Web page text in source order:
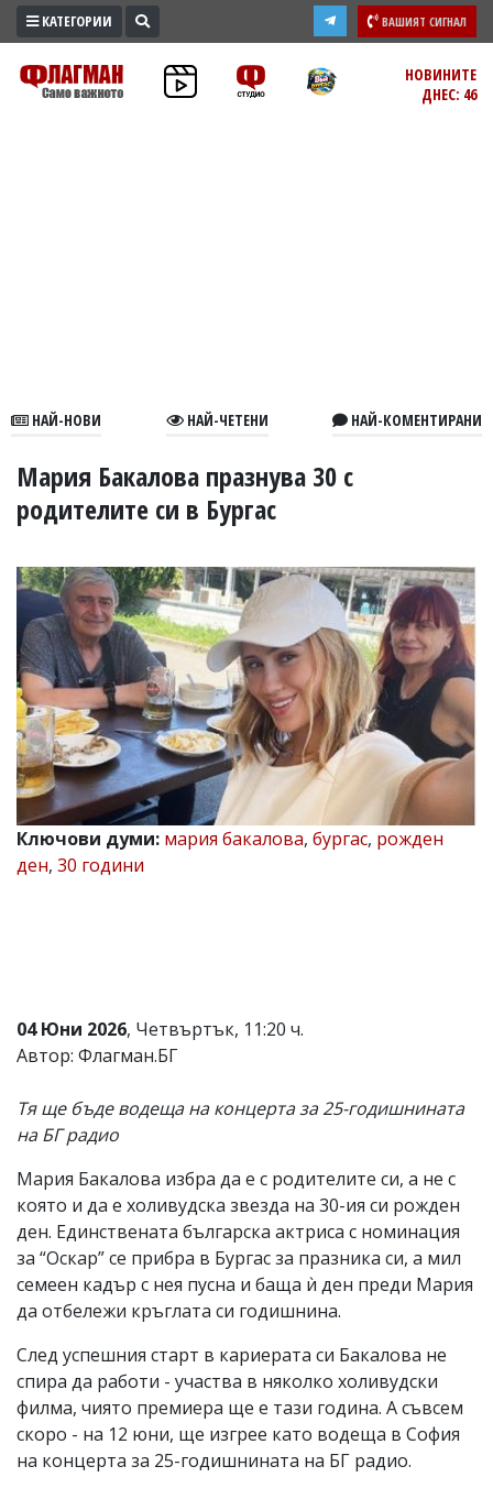
ПРОМО
ЗОНА
В
УКРАЙНА
СПОРТ
РАЗСЛЕДВАНЕ
БИЗНЕС
ЮГ
Управители:
Веселин
Василев,
email:
v.vasilev@flagman.bg
Катя
Касабова,
еmail:k.kassabova@flagman.bg
Главен
под
статиите
от
читателите
редакцията
не
носи
отговорност
за
тях!
Ако
откриете
обиден
за
вас
коментар,
моля
сигнализирайте
ни!
КАТЕГОРИИ ВАШИЯТ СИГНАЛ
НОВИНИТЕ
ДНЕС: 46
НАЙ-НОВИ НАЙ-ЧЕТЕНИ НАЙ-КОМЕНТИРАНИ
Мария Бакалова празнува 30 с
родителите си в Бургас
Ключови думи: мария бакалова, бургас, рожден
ден, 30 години
04 Юни 2026, Четвъртък, 11:20 ч.
Автор: Флагман.БГ
Тя ще бъде водеща на концерта за 25-годишнината
на БГ радио
Мария Бакалова избра да е с родителите си, а не с
която и да е холивудска звезда на 30-ия си рожден
ден. Единствената българска актриса с номинация
за “Оскар” се прибра в Бургас за празника си, а мил
семеен кадър с нея пусна и баща ѝ ден преди Мария
да отбележи кръглата си годишнина.
След успешния старт в кариерата си Бакалова не
спира да работи - участва в няколко холивудски
филма, чиято премиера ще е тази година. А съвсем
скоро - на 12 юни, ще изгрее като водеща в София
на концерта за 25-годишнината на БГ радио.